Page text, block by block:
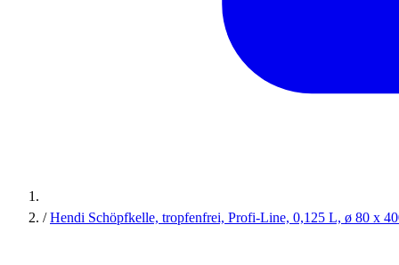
/ Hendi Schöpfkelle, tropfenfrei, Profi-Line, 0,125 L, ø 80 x